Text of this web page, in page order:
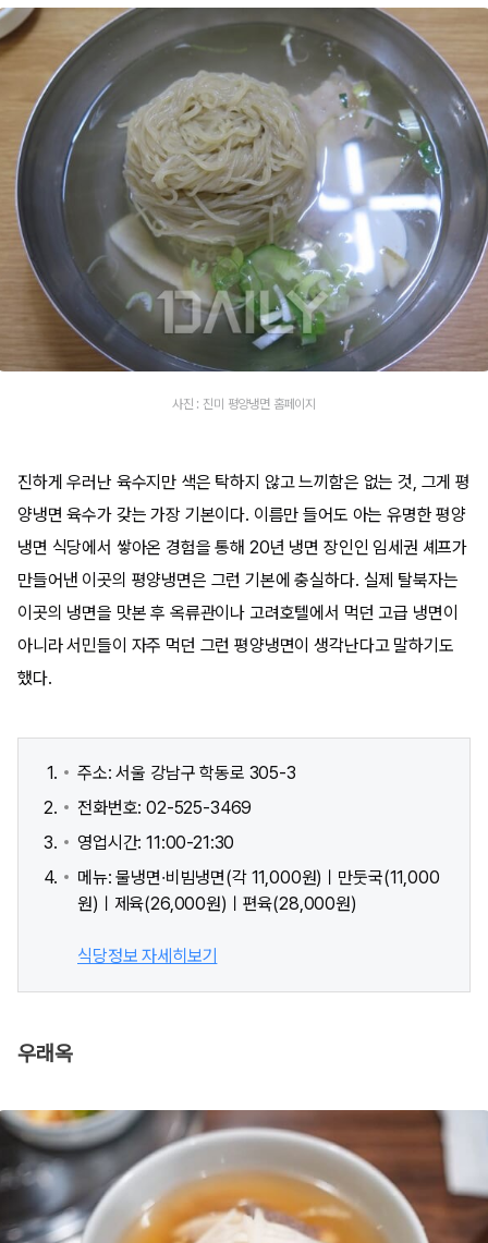
사진 : 진미 평양냉면 홈페이지
진하게 우러난 육수지만 색은 탁하지 않고 느끼함은 없는 것, 그게 평
양냉면 육수가 갖는 가장 기본이다. 이름만 들어도 아는 유명한 평양
냉면 식당에서 쌓아온 경험을 통해 20년 냉면 장인인 임세권 셰프가
만들어낸 이곳의 평양냉면은 그런 기본에 충실하다. 실제 탈북자는
이곳의 냉면을 맛본 후 옥류관이나 고려호텔에서 먹던 고급 냉면이
아니라 서민들이 자주 먹던 그런 평양냉면이 생각난다고 말하기도
했다.
주소: 서울 강남구 학동로 305-3
전화번호: 02-525-3469
영업시간: 11:00-21:30
메뉴: 물냉면·비빔냉면(각 11,000원)ㅣ만둣국(11,000
원)ㅣ제육(26,000원)ㅣ편육(28,000원)
식당정보 자세히보기
우래옥